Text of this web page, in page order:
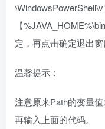
【
定，再点击确定退出窗
温馨提示：
注意原来Path的变量
再输入上面的代码。